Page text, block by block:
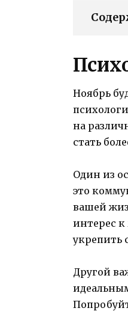
Ноябрь
на
стать
Один из
это
вашей
интерес
укрепить
Другой